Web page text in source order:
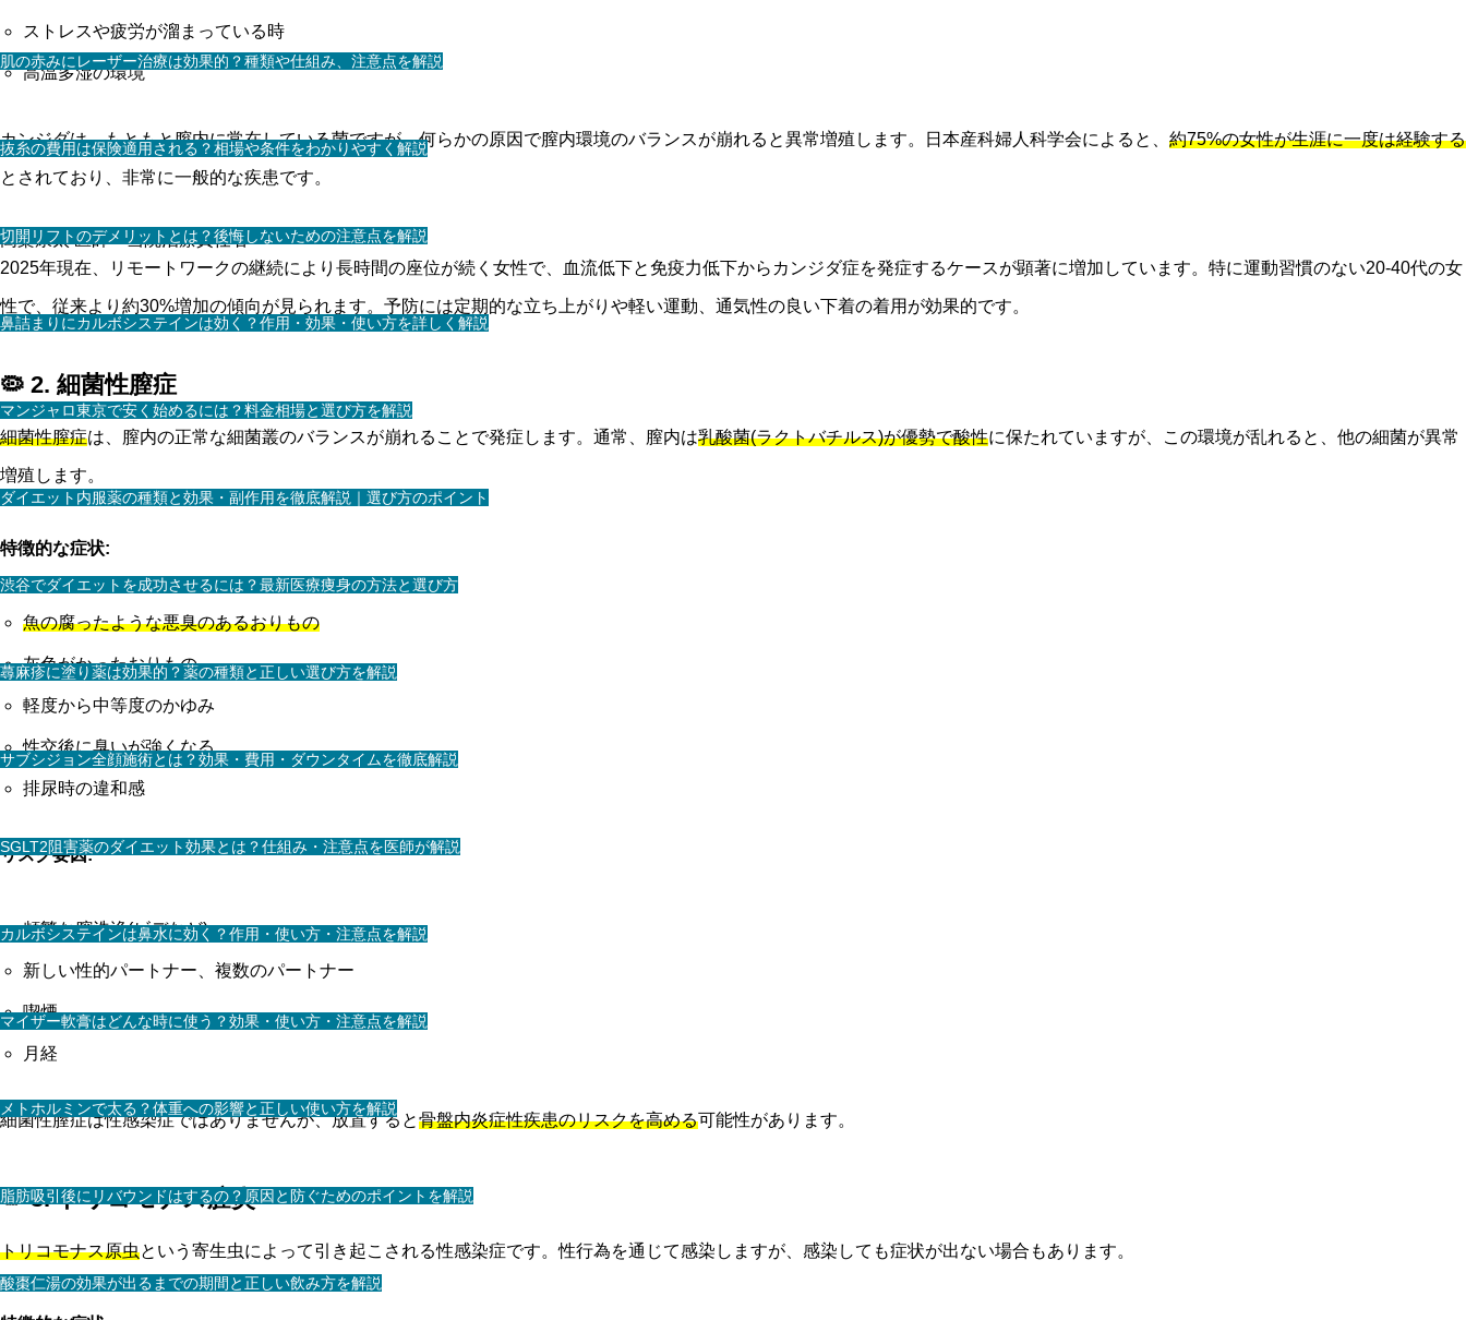
肌の赤みにレーザー治療は効果的？種類や仕組み、注意点を解説
抜糸の費用は保険適用される？相場や条件をわかりやすく解説
切開リフトのデメリットとは？後悔しないための注意点を解説
鼻詰まりにカルボシステインは効く？作用・効果・使い方を詳しく解説
マンジャロ東京で安く始めるには？料金相場と選び方を解説
ダイエット内服薬の種類と効果・副作用を徹底解説｜選び方のポイント
渋谷でダイエットを成功させるには？最新医療痩身の方法と選び方
蕁麻疹に塗り薬は効果的？薬の種類と正しい選び方を解説
サブシジョン全顔施術とは？効果・費用・ダウンタイムを徹底解説
SGLT2阻害薬のダイエット効果とは？仕組み・注意点を医師が解説
カルボシステインは鼻水に効く？作用・使い方・注意点を解説
マイザー軟膏はどんな時に使う？効果・使い方・注意点を解説
メトホルミンで太る？体重への影響と正しい使い方を解説
脂肪吸引後にリバウンドはするの？原因と防ぐためのポイントを解説
酸棗仁湯の効果が出るまでの期間と正しい飲み方を解説
ストレスや疲労が溜まっている時
高温多湿の環境
カンジダは、もともと膣内に常在している菌ですが、何らかの原因で膣内環境のバランスが崩れると異常増殖します。日本産科婦人科学会によると、 約75%の女性が生涯に一度は経験する
とされており、非常に一般的な疾患です。
高桑康太 医師・当院治療責任者
2025年現在、リモートワークの継続により長時間の座位が続く女性で、血流低下と免疫力低下からカンジダ症を発症するケースが顕著に増加しています。特に運動習慣のない20-40代の女
性で、従来より約30%増加の傾向が見られます。予防には定期的な立ち上がりや軽い運動、通気性の良い下着の着用が効果的です。
🦠 2. 細菌性膣症
細菌性膣症は、膣内の正常な細菌叢のバランスが崩れることで発症します。通常、膣内は乳酸菌(ラクトバチルス)が優勢で酸性に保たれていますが、この環境が乱れると、他の細菌が異常
増殖します。
特徴的な症状:
魚の腐ったような悪臭のあるおりもの
灰色がかったおりもの
軽度から中等度のかゆみ
性交後に臭いが強くなる
排尿時の違和感
リスク要因:
頻繁な膣洗浄(ビデなど)
新しい性的パートナー、複数のパートナー
喫煙
月経
細菌性膣症は性感染症ではありませんが、放置すると骨盤内炎症性疾患のリスクを高める可能性があります。
🦠 3. トリコモナス膣炎
トリコモナス原虫という寄生虫によって引き起こされる性感染症です。性行為を通じて感染しますが、感染しても症状が出ない場合もあります。